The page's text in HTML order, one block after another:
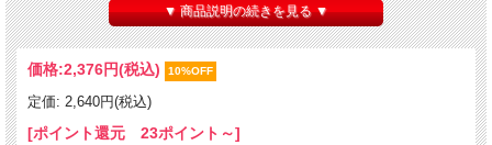
↓ 動画をご覧下さい！ ↓
▼ 商品説明の続きを見る ▼
価格:2,376円(税込) 10%OFF
定価: 2,640円(税込)
[ポイント還元 23ポイント～]